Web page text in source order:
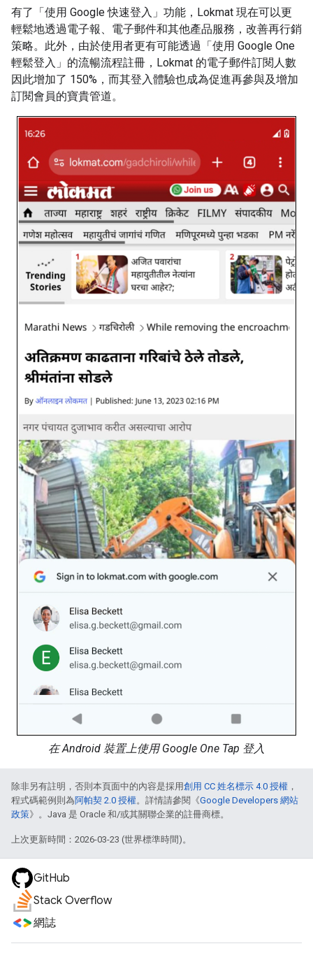
有了「使用 Google 快速登入」功能，Lokmat 現在可以更
輕鬆地透過電子報、電子郵件和其他產品服務，改善再行銷
策略。此外，由於使用者更有可能透過「使用 Google One
輕鬆登入」的流暢流程註冊，Lokmat 的電子郵件訂閱人數
因此增加了 150%，而其登入體驗也成為促進再參與及增加
訂閱會員的寶貴管道。
在 Android 裝置上使用 Google One Tap 登入
除非另有註明，否則本頁面中的內容是採用創用 CC 姓名標示 4.0 授權 ，
程式碼範例則為阿帕契 2.0 授權。詳情請參閱《Google Developers 網站
政策》。Java 是 Oracle 和/或其關聯企業的註冊商標。
上次更新時間：2026-03-23 (世界標準時間)。
GitHub
Stack Overflow
網誌